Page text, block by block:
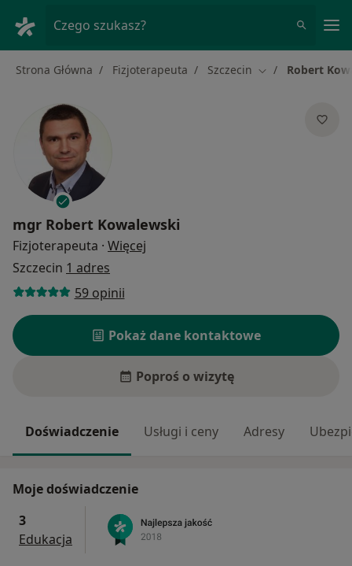
Czego szukasz?
Strona Główna Fizjoterapeuta Szczecin Zmień miasto
Robert
mgr Robert Kowalewski
Fizjoterapeuta · Więcej
Szczecin 1 adres
59 opinii
Pokaż dane kontaktowe
Poproś o wizytę
Doświadczenie Usługi i ceny Adresy
Moje doświadczenie
3
Edukacja